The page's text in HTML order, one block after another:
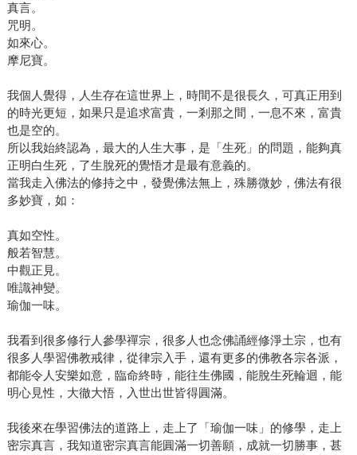
真言。
咒明。
如來心。
摩尼寶。
我個人覺得，人生存在這世界上，時間不是很長久，可真正用到
的時光更短，如果只是追求富貴，一剎那之間，一息不來，富貴
也是空的。
所以我始終認為，最大的人生大事，是「生死」的問題，能夠真
正明白生死，了生脫死的覺悟才是最有意義的。
當我走入佛法的修持之中，發覺佛法無上，殊勝微妙，佛法有很
多妙寶，如：
真如空性。
般若智慧。
中觀正見。
唯識神變。
瑜伽一味。
我看到很多修行人參學禪宗，很多人也念佛誦經修淨土宗，也有
很多人學習佛教戒律，從律宗入手，還有更多的佛教各宗各派，
都能令人安樂如意，臨命終時，能往生佛國，能脫生死輪迴，能
明心見性，大徹大悟，入世出世皆得圓滿。
我後來在學習佛法的道路上，走上了「瑜伽一味」的修學，走上
密宗真言，我知道密宗真言能圓滿一切善願，成就一切勝事，甚